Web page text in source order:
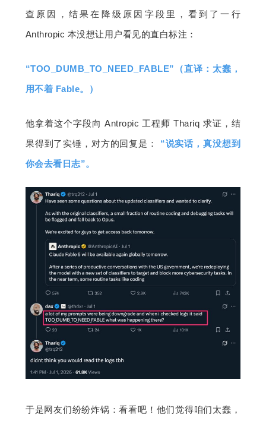
爱
机
查原因，结果在降级原因字段里，看到了一行
Anthropic 本没想让用户看见的直白标注：
“TOO_DUMB_TO_NEED_FABLE”（直译：太蠢，
用不着 Fable。）
他拿着这个字段向 Antropic 工程师 Thariq 求证，结
果得到了实锤，对方的回复是：
“说实话，真没想到
你会去看日志”。
于是网友们纷纷炸锅：看看吧！他们觉得咱们太蠢，